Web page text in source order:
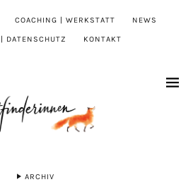
COACHING | WERKSTATT NEWS
DATENSCHUTZ KONTAKT
ARCHIV